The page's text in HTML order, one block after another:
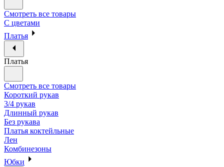
Смотреть все товары
С цветами
Платья
Платья
Смотреть все товары
Короткий рукав
3/4 рукав
Длинный рукав
Без рукава
Платья коктейльные
Лен
Комбинезоны
Юбки